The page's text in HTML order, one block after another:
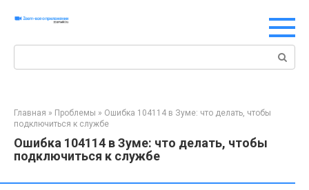
Главная » Проблемы » Ошибка 104114 в Зуме: что делать, чтобы
подключиться к службе
Ошибка 104114 в Зуме: что делать, чтобы
подключиться к службе